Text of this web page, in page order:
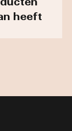
heeft